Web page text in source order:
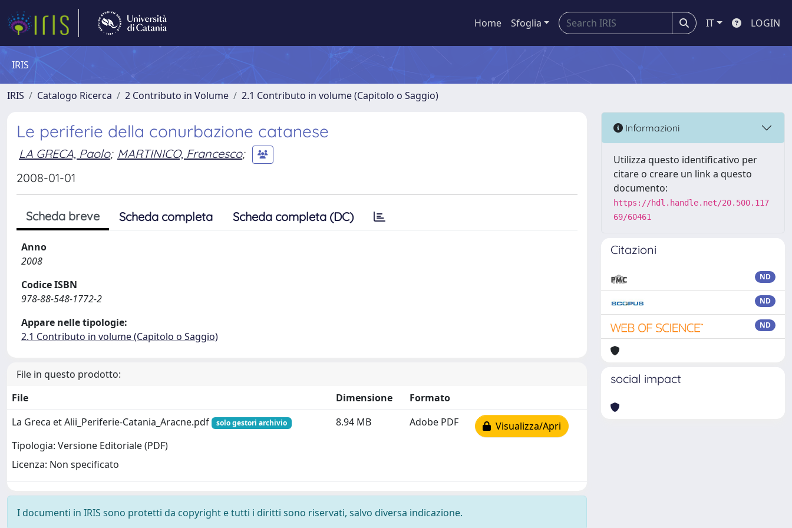
Home Sfoglia IT LOGIN
IRIS
IRIS Catalogo Ricerca 2 Contributo in Volume 2.1 Contributo in volume (Capitolo o Saggio)
Le periferie della conurbazione catanese
LA GRECA, Paolo; MARTINICO, Francesco;
2008-01-01
Scheda breve Scheda completa Scheda completa (DC)
Anno
2008
Codice ISBN
978-88-548-1772-2
Appare nelle tipologie:
2.1 Contributo in volume (Capitolo o Saggio)
File in questo prodotto:
File
Dimensione
Formato
La Greca et Alii_Periferie-Catania_Aracne.pdf
solo gestori archivio
Tipologia: Versione Editoriale (PDF)
Licenza: Non specificato
8.94 MB Adobe PDF Visualizza/Apri
I documenti in IRIS sono protetti da copyright e tutti i diritti sono riservati, salvo diversa indicazione.
Informazioni
Utilizza questo identificativo per
citare o creare un link a questo
documento:
https://hdl.handle.net/20.500.117
69/60461
Citazioni
ND
ND
ND
social impact